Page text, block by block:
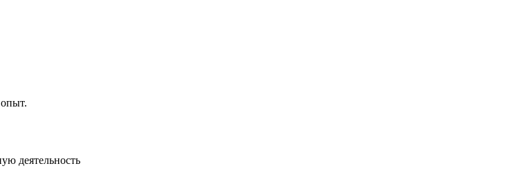
деятельность